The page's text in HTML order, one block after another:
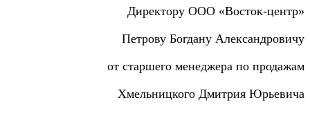
Директору ООО «Восток-центр»
Петрову Богдану Александровичу
от старшего менеджера по продажам
Хмельницкого Дмитрия Юрьевича